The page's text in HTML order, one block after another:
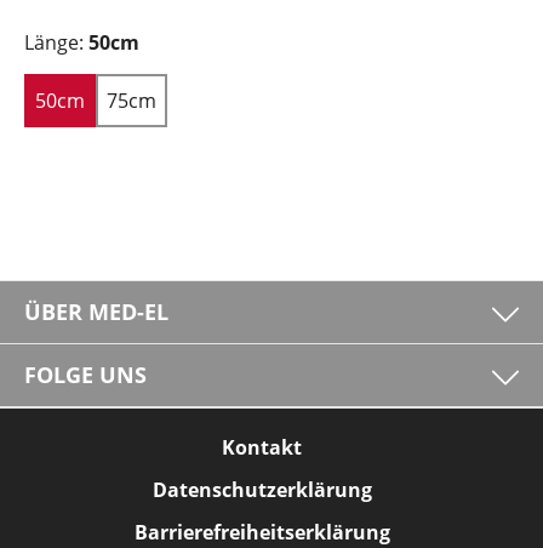
Länge: 50cm
50cm 75cm
ÜBER MED-EL
FOLGE UNS
Kontakt
Datenschutzerklärung
Barrierefreiheitserklärung